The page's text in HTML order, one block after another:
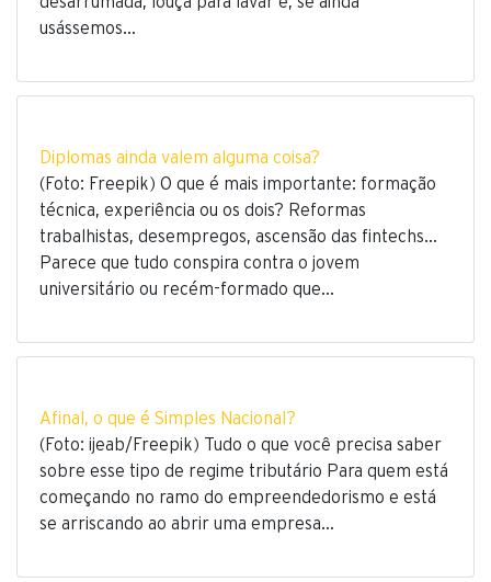
usássemos…
Diplomas ainda valem alguma coisa?
(Foto: Freepik) O que é mais importante: formação
técnica, experiência ou os dois? Reformas
trabalhistas, desempregos, ascensão das fintechs…
Parece que tudo conspira contra o jovem
universitário ou recém-formado que…
Afinal, o que é Simples Nacional?
(Foto: ijeab/Freepik) Tudo o que você precisa saber
sobre esse tipo de regime tributário Para quem está
começando no ramo do empreendedorismo e está
se arriscando ao abrir uma empresa…